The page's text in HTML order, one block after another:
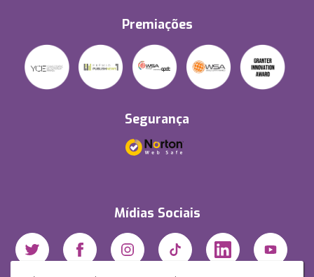
Premiações
Segurança
Mídias Sociais